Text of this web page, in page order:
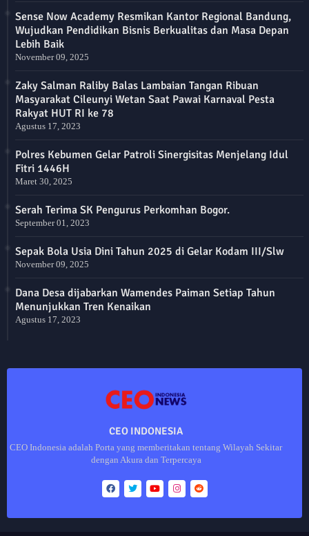
Sense Now Academy Resmikan Kantor Regional Bandung,
Wujudkan Pendidikan Bisnis Berkualitas dan Masa Depan
Lebih Baik
November 09, 2025
Zaky Salman Raliby Balas Lambaian Tangan Ribuan
Masyarakat Cileunyi Wetan Saat Pawai Karnaval Pesta
Rakyat HUT RI ke 78
Agustus 17, 2023
Polres Kebumen Gelar Patroli Sinergisitas Menjelang Idul
Fitri 1446H
Maret 30, 2025
Serah Terima SK Pengurus Perkomhan Bogor.
September 01, 2023
Sepak Bola Usia Dini Tahun 2025 di Gelar Kodam III/Slw
November 09, 2025
Dana Desa dijabarkan Wamendes Paiman Setiap Tahun
Menunjukkan Tren Kenaikan
Agustus 17, 2023
CEO INDONESIA
CEO Indonesia adalah Porta yang memberitakan tentang Wilayah Sekitar
dengan Akura dan Terpercaya